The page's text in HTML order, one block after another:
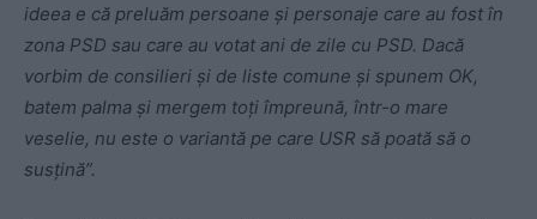
ideea e că preluăm persoane și personaje care au fost în
zona PSD sau care au votat ani de zile cu PSD. Dacă
vorbim de consilieri și de liste comune și spunem OK,
batem palma și mergem toți împreună, într-o mare
veselie, nu este o variantă pe care USR să poată să o
susțină”.